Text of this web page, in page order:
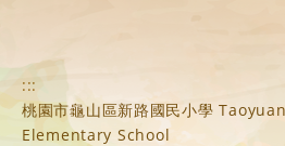
:::
桃園市龜山區新路國民小學
Elementary School